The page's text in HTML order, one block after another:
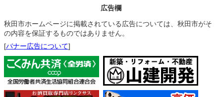
広告欄
秋田市ホームページに掲載されている広告については、秋田市がそ
の内容を保証するものではありません。
[バナー広告について]